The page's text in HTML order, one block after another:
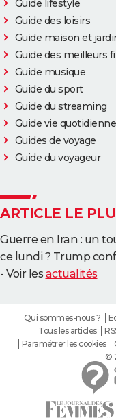
Guide lifestyle
Guide des loisirs
Guide maison et
Guide des meilleurs
Guide musique
Guide du sport
Guide du streaming
Guide vie quotidienne
Guides de voyage
Guide du voyageur
ARTICLE LE
Guerre en Iran : un
ce lundi ? Trump
- Voir les actualités
Qui sommes-nous ?
Tous les articles
Paramétrer les cookies
©